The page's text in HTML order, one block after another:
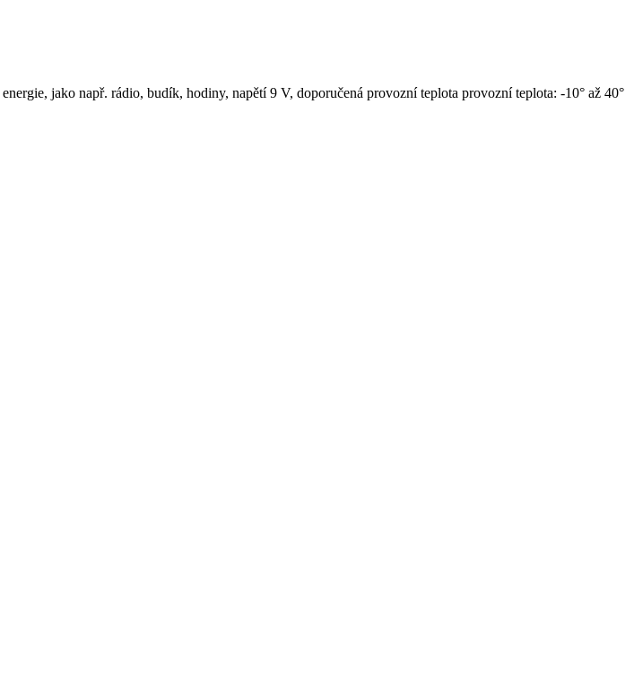
jako např. rádio, budík, hodiny, napětí 9 V, doporučená provozní teplota provozní teplota: -10° až 40°